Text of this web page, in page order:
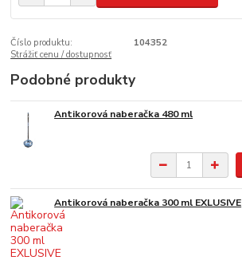
Číslo produktu:
104352
Strážiť cenu / dostupnosť
Podobné produkty
Antikorová naberačka 480 ml
Antikorová naberačka 300 ml EXLUSIVE